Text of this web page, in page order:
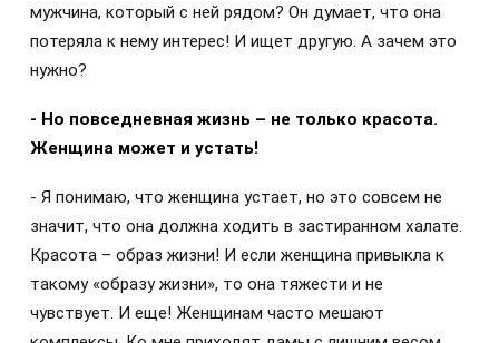
мужчина, который с ней рядом? Он думает, что она
потеряла к нему интерес! И ищет другую. А зачем это
нужно?
- Но повседневная жизнь – не только красота.
Женщина может и устать!
- Я понимаю, что женщина устает, но это совсем не
значит, что она должна ходить в застиранном халате.
Красота – образ жизни! И если женщина привыкла к
такому «образу жизни», то она тяжести и не
чувствует. И еще! Женщинам часто мешают